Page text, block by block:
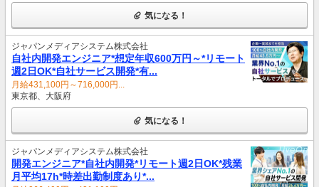
気になる！
ジャパンメディアシステム株式会社
自社内開発エンジニア*想定年収600万円～*リモート
週2日OK*自社サービス開発*有...
月給431,100円～716,000円...
東京都、大阪府
気になる！
ジャパンメディアシステム株式会社
開発エンジニア*自社内開発*リモート週2日OK*残業
月平均17h*時差出勤制度あり*...